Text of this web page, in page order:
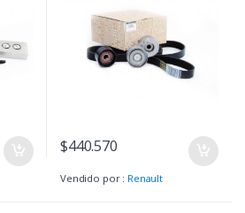
$440.570
Vendido por : Renault